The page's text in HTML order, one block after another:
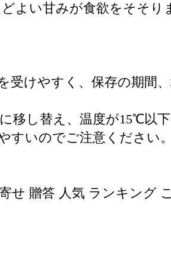
よい甘みが食欲をそそり
けやすく、保存の期間
し替え、温度が15℃以
いのでご注意ください。
せ 贈答 人気 ランキング